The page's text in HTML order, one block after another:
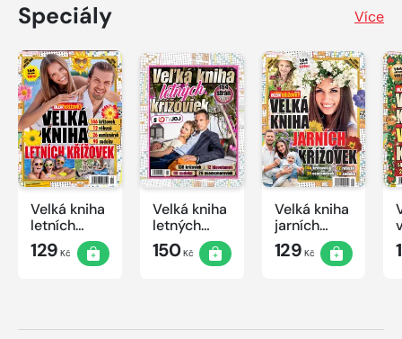
Speciály Více
Velká kniha
letních
křížovek
2026
129 Kč
Velká kniha
letných
krížoviek s
TV JOJ
150Kč
Velká kniha
jarních
křížovek
2026
129 Kč